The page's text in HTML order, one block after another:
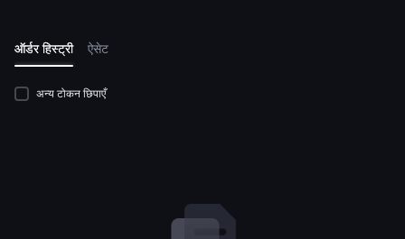
ऑर्डर हिस्ट्री ऐसेट
अन्य टोकन छिपाएँ